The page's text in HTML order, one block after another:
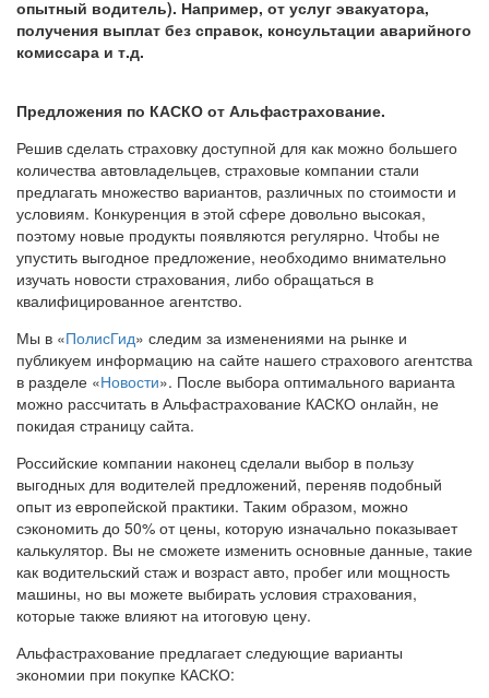
опытный водитель). Например, от услуг эвакуатора,
получения выплат без справок, консультации аварийного
комиссара и т.д.
Предложения по КАСКО от Альфастрахование.
Решив сделать страховку доступной для как можно большего
количества автовладельцев, страховые компании стали
предлагать множество вариантов, различных по стоимости и
условиям. Конкуренция в этой сфере довольно высокая,
поэтому новые продукты появляются регулярно. Чтобы не
упустить выгодное предложение, необходимо внимательно
изучать новости страхования, либо обращаться в
квалифицированное агентство.
Мы в «ПолисГид» следим за изменениями на рынке и
публикуем информацию на сайте нашего страхового агентства
в разделе «Новости». После выбора оптимального варианта
можно рассчитать в Альфастрахование КАСКО онлайн, не
покидая страницу сайта.
Российские компании наконец сделали выбор в пользу
выгодных для водителей предложений, переняв подобный
опыт из европейской практики. Таким образом, можно
сэкономить до 50% от цены, которую изначально показывает
калькулятор. Вы не сможете изменить основные данные, такие
как водительский стаж и возраст авто, пробег или мощность
машины, но вы можете выбирать условия страхования,
которые также влияют на итоговую цену.
Альфастрахование предлагает следующие варианты
экономии при покупке КАСКО: